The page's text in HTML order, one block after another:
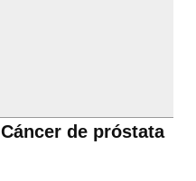
Cáncer de próstata